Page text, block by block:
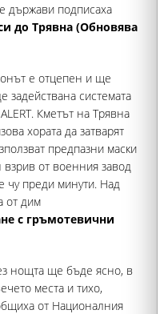
държави подписаха
взаимна отбрана
до Трявна (Обновява
е отцепен и ще
задействана системата
Кметът на Трявна
хората да затварят
предпазни маски
взрив от военния завод
чу преди минути. Над
от дим
с гръмотевични
нощта ще бъде ясно, в
места и тихо,
от Националния